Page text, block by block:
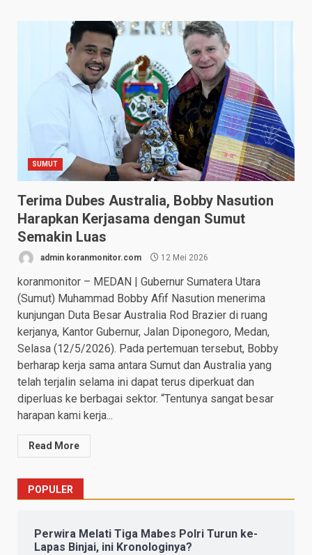
SUMUT
Terima Dubes Australia, Bobby Nasution
Harapkan Kerjasama dengan Sumut
Semakin Luas
admin koranmonitor.com 12 Mei 2026
koranmonitor – MEDAN | Gubernur Sumatera Utara
(Sumut) Muhammad Bobby Afif Nasution menerima
kunjungan Duta Besar Australia Rod Brazier di ruang
kerjanya, Kantor Gubernur, Jalan Diponegoro, Medan,
Selasa (12/5/2026). Pada pertemuan tersebut, Bobby
berharap kerja sama antara Sumut dan Australia yang
telah terjalin selama ini dapat terus diperkuat dan
diperluas ke berbagai sektor. “Tentunya sangat besar
harapan kami kerja...
Read More
POPULER
Perwira Melati Tiga Mabes Polri Turun ke-
Lapas Binjai, ini Kronologinya?